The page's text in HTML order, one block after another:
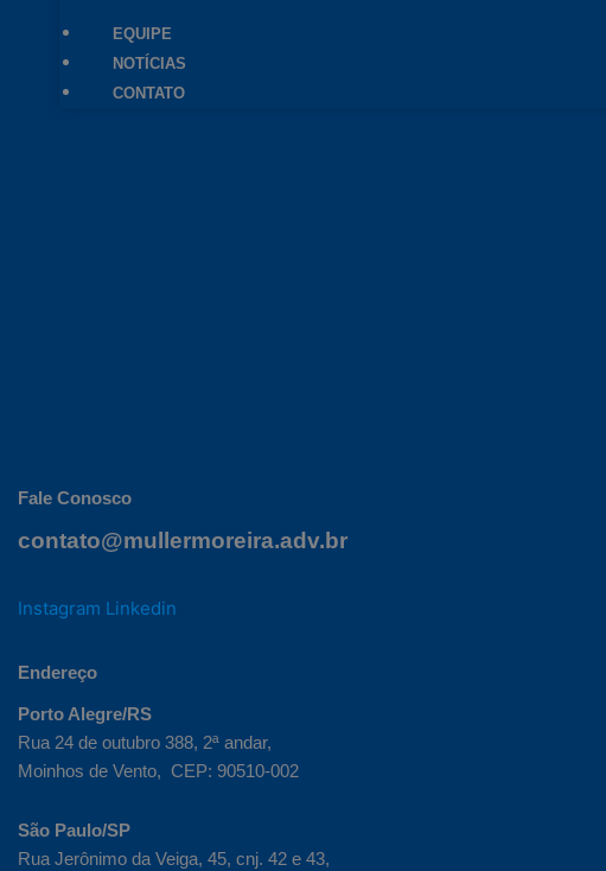
EQUIPE
NOTÍCIAS
CONTATO
Fale Conosco
contato@mullermoreira.adv.br
Instagram Linkedin
Endereço
Porto Alegre/RS
Rua 24 de outubro 388, 2ª andar,
Moinhos de Vento, CEP: 90510-002
São Paulo/SP
Rua Jerônimo da Veiga, 45, cnj. 42 e 43,